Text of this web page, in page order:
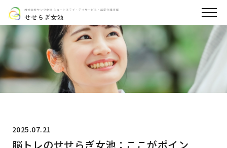
2025.07.21
脳トレのせせらぎ女池：ここがポイン